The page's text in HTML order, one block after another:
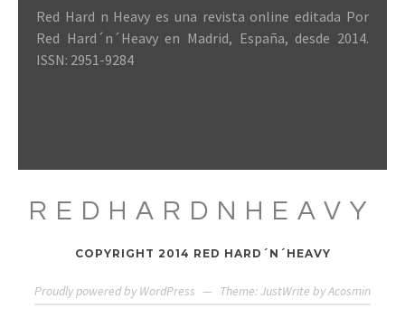
Red Hard n Heavy es una revista online editada Por
Red Hard´n´Heavy en Madrid, España, desde 2014.
ISSN: 2951-9284
REDHARDNHEAVY
COPYRIGHT 2014 RED HARD´N´HEAVY
Proudly powered by WordPress — Theme: JustWrite byAcosmin